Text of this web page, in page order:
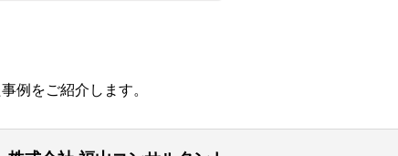
例をご紹介します。